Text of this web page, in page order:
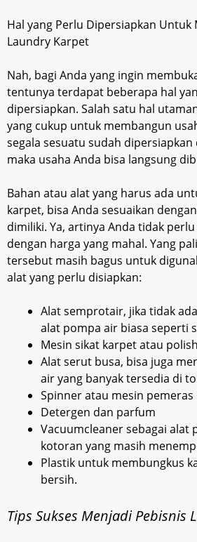
Hal yang Perlu Dipersiapkan Untuk
Laundry Karpet
Nah, bagi Anda yang ingin
tentunya terdapat beberapa hal
dipersiapkan. Salah satu hal
yang cukup untuk membangun
segala sesuatu sudah
maka usaha Anda bisa langsung
Bahan atau alat yang harus ada
karpet, bisa Anda sesuaikan
dimiliki. Ya, artinya Anda tidak
dengan harga yang mahal. Yang
tersebut masih bagus untuk
alat yang perlu disiapkan:
Alat semprotair, jika tidak
alat pompa air biasa seperti
Mesin sikat karpet atau
Alat serut busa, bisa juga
air yang banyak tersedia di
Spinner atau mesin
Detergen dan parfum
Vacuumcleaner sebagai alat
kotoran yang masih
Plastik untuk membungkus
bersih.
Tips Sukses Menjadi Pebisnis